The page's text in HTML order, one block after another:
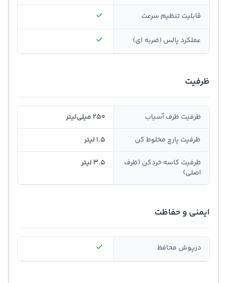
قابلیت تنظيم سرعت
عملکرد پالس (ضربه ای)
ظرفیت
ظرفیت ظرف آسیاب 250 میلی‌لیتر
ظرفیت پارچ مخلوط کن 1.5 لیتر
ظرفیت کاسه خردکن (ظرف
اصلی)
3.5 لیتر
ایمنی و حفاظت
درپوش محافظ